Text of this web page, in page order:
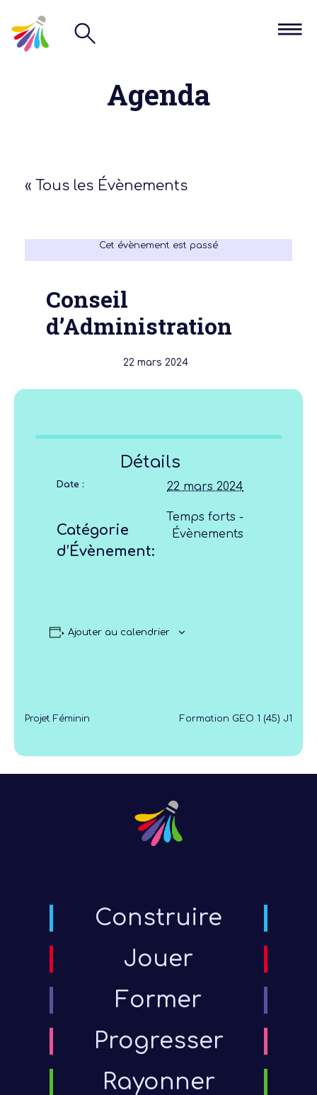
Agenda
« Tous les Évènements
Cet évènement est passé
Conseil
d’Administration
22 mars 2024
Détails
Date : 22 mars 2024
Catégorie
d’Évènement:
Temps forts -
Évènements
Ajouter au calendrier
Projet Féminin Formation GEO 1 (45) J1
Construire
Jouer
Former
Progresser
Rayonner